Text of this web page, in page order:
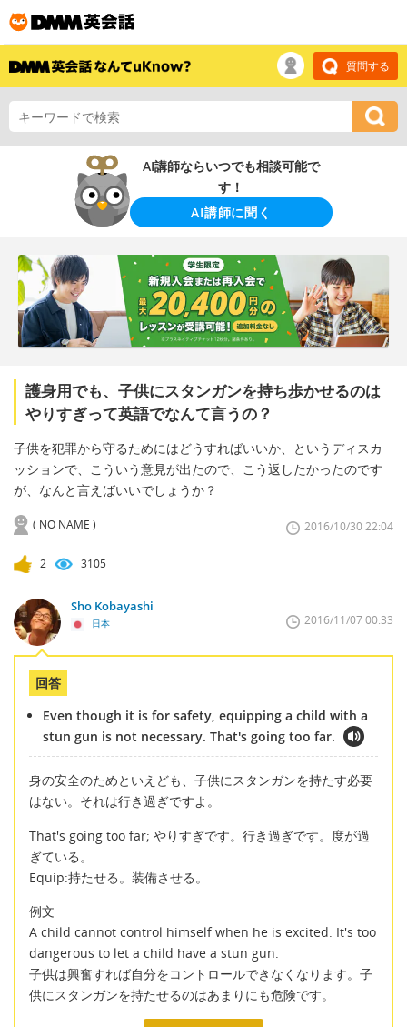
質問する
AI講師ならいつでも相談可能で
す！
AI講師に聞く
護身用でも、子供にスタンガンを持ち歩かせるのは
やりすぎって英語でなんて言うの？
子供を犯罪から守るためにはどうすればいいか、というディスカ
ッションで、こういう意見が出たので、こう返したかったのです
が、なんと言えばいいでしょうか？
( NO NAME ) 2016/10/30 22:04
2 3105
Sho Kobayashi
日本 2016/11/07 00:33
回答
Even though it is for safety, equipping a child with a
stun gun is not necessary. That's going too far.
身の安全のためといえども、子供にスタンガンを持たす必要
はない。それは行き過ぎですよ。
That's going too far; やりすぎです。行き過ぎです。度が過
ぎている。
Equip:持たせる。装備させる。
例文
A child cannot control himself when he is excited. It's too
dangerous to let a child have a stun gun.
子供は興奮すれば自分をコントロールできなくなります。子
供にスタンガンを持たせるのはあまりにも危険です。